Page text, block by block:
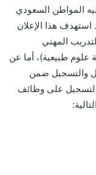
المواطن السعودي
هذا الإعلان
المهني
علوم طبيعية)، أما عن
والتسجيل ضمن
على وظائف